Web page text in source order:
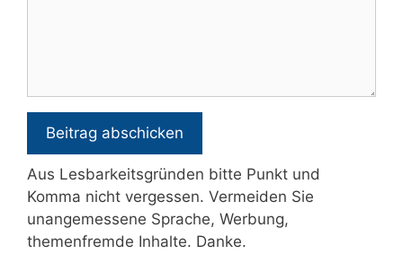
Aus Lesbarkeitsgründen bitte Punkt und
Komma nicht vergessen. Vermeiden Sie
unangemessene Sprache, Werbung,
themenfremde Inhalte. Danke.